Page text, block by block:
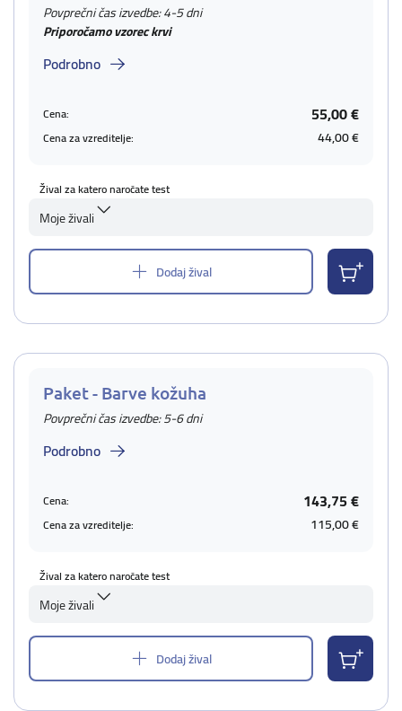
Povprečni čas izvedbe: 4-5 dni
Priporočamo vzorec krvi
Podrobno
Cena: 55,00 €
Cena za vzreditelje: 44,00 €
Žival za katero naročate test
Moje živali
Dodaj žival
Paket - Barve kožuha
Povprečni čas izvedbe: 5-6 dni
Podrobno
Cena: 143,75 €
Cena za vzreditelje: 115,00 €
Žival za katero naročate test
Moje živali
Dodaj žival